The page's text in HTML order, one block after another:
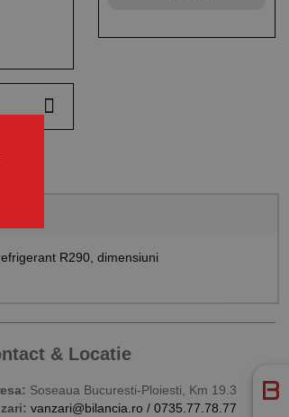
R290, dimensiuni
& Locatie
Soseaua Bucuresti-Ploiesti, Km 19.3
vanzari@bilancia.ro / 0735.77.78.77